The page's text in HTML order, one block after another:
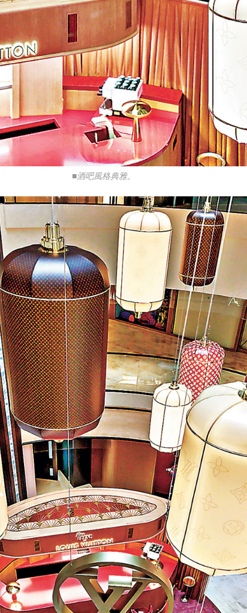
■酒吧風格典雅。